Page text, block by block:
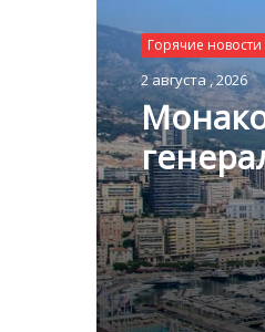
Горячие новости
2 августа , 2026
Горячие новости
1 августа , 2026
пяти